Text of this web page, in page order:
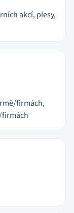
akcí, plesy,
firmách,
firmách